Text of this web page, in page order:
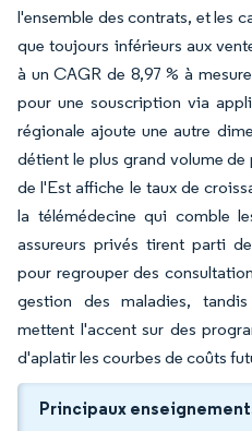
l'ensemble des contrats, et les
que toujours inférieurs aux
à un CAGR de 8,97 % à
pour une souscription via
régionale ajoute une autre
détient le plus grand volume
de l'Est affiche le taux de
la télémédecine qui comble
assureurs privés tirent parti
pour regrouper des
gestion des maladies,
mettent l'accent sur des
d'aplatir les courbes de coûts
Principaux